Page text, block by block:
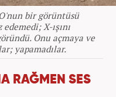
bir görüntüsü
X-ışını
Onu açmaya ve
yapamadılar.
RAĞMEN SES